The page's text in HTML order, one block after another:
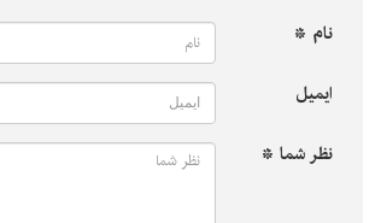
نام *
ایمیل
نظر شما *